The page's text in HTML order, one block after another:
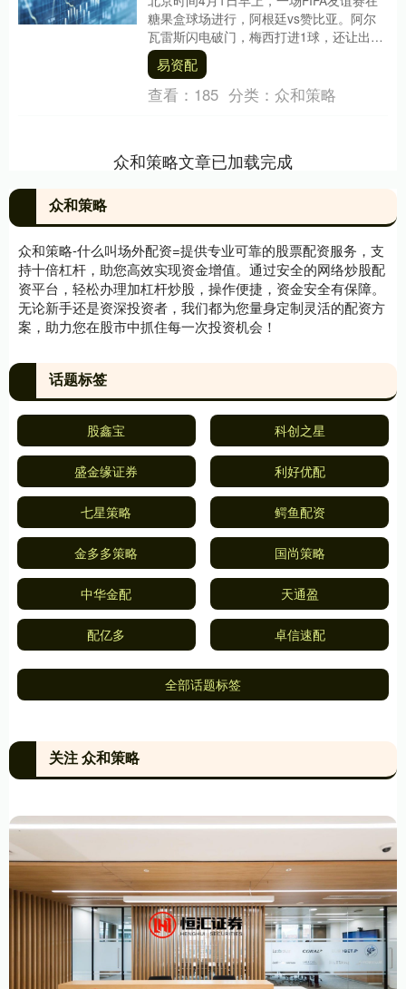
糖果盒球场进行，阿根廷vs赞比亚。阿尔
瓦雷斯闪电破门，梅西打进1球，还让出点
球主罚权，老将奥塔门迪主场告别战破
门。阿根....
易资配
查看： 185 分类： 众和策略
众和策略文章已加载完成
众和策略
众和策略-什么叫场外配资=提供专业可靠的股票配资服务，支
持十倍杠杆，助您高效实现资金增值。通过安全的网络炒股配
资平台，轻松办理加杠杆炒股，操作便捷，资金安全有保障。
无论新手还是资深投资者，我们都为您量身定制灵活的配资方
案，助力您在股市中抓住每一次投资机会！
话题标签
股鑫宝 科创之星
盛金缘证券 利好优配
七星策略 鳄鱼配资
金多多策略 国尚策略
中华金配 天通盈
配亿多 卓信速配
全部话题标签
关注 众和策略